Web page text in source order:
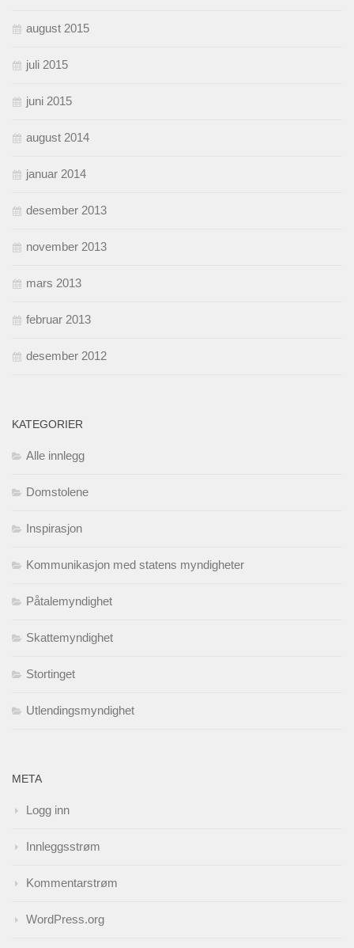
august 2015
juli 2015
juni 2015
august 2014
januar 2014
desember 2013
november 2013
mars 2013
februar 2013
desember 2012
KATEGORIER
Alle innlegg
Domstolene
Inspirasjon
Kommunikasjon med statens myndigheter
Påtalemyndighet
Skattemyndighet
Stortinget
Utlendingsmyndighet
META
Logg inn
Innleggsstrøm
Kommentarstrøm
WordPress.org